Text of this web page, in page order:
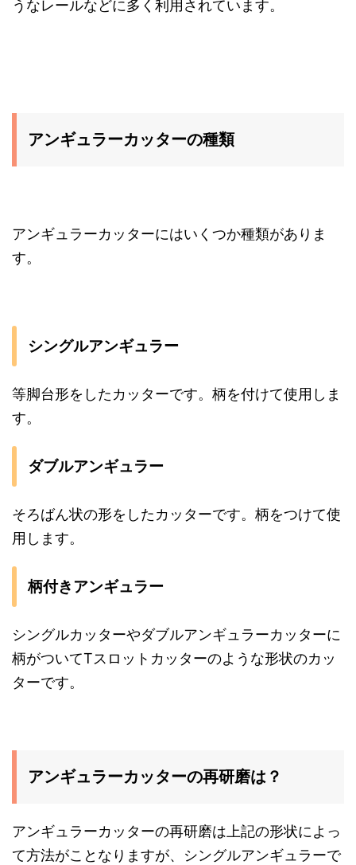
うなレールなどに多く利用されています。
アンギュラーカッターの種類
アンギュラーカッターにはいくつか種類がありま
す。
シングルアンギュラー
等脚台形をしたカッターです。柄を付けて使用しま
す。
ダブルアンギュラー
そろばん状の形をしたカッターです。柄をつけて使
用します。
柄付きアンギュラー
シングルカッターやダブルアンギュラーカッターに
柄がついてTスロットカッターのような形状のカッ
ターです。
アンギュラーカッターの再研磨は？
アンギュラーカッターの再研磨は上記の形状によっ
て方法がことなりますが、シングルアンギュラーで